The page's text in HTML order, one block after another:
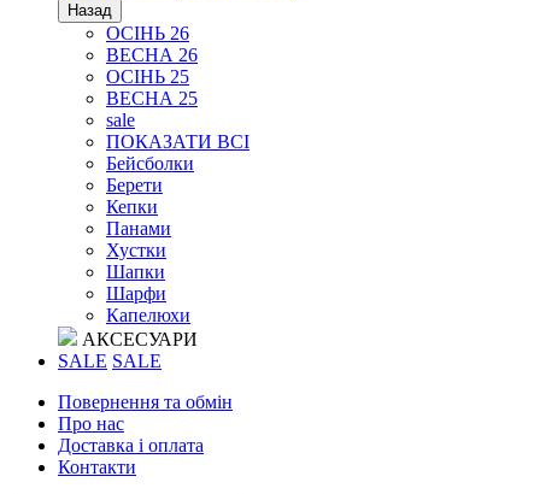
Назад
ОСІНЬ 26
ВЕСНА 26
ОСІНЬ 25
ВЕСНА 25
sale
ПОКАЗАТИ ВСІ
Бейсболки
Берети
Кепки
Панами
Хустки
Шапки
Шарфи
Капелюхи
АКСЕСУАРИ
SALE SALE
Повернення та обмін
Про нас
Доставка і оплата
Контакти